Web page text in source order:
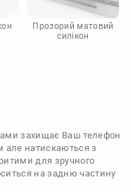
Прозорий матовий
силікон
захищає Ваш телефон
але натискаються з
для зручного
на задню частину